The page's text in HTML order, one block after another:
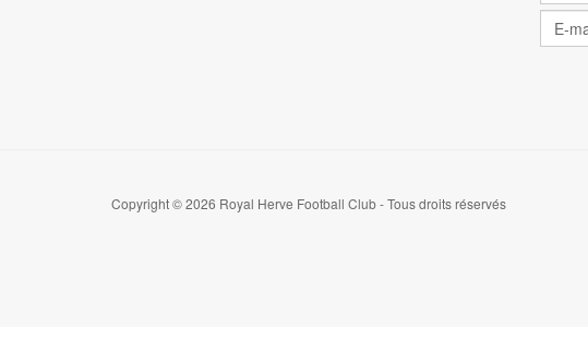
Copyright © 2026 Royal Herve Football Club - Tous droits réservés